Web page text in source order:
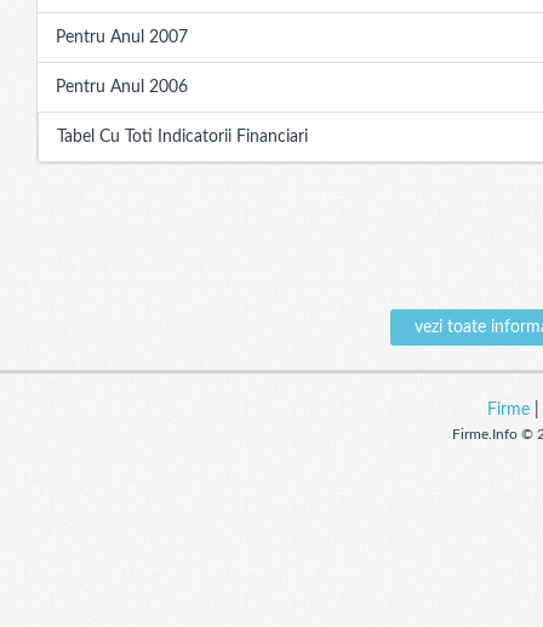
Pentru Anul 2007
Pentru Anul 2006
Tabel Cu Toti Indicatorii Financiari
vezi toate
Firme|
Firme.Info ©